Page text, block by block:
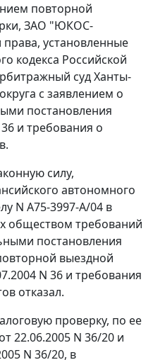
повторной
ЗАО "ЮКОС-
установленные
кодекса Российской
суд Ханты-
с заявлением о
постановления
и требования о
силу,
автономного
N А75-3997-А/04 в
обществом требований
постановления
выездной
N 36 и требования
отказал.
проверку, по ее
22.06.2005 N 36/20 и
N 36/20, в